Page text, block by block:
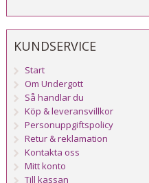
KUNDSERVICE
Start
Om Undergott
Så handlar du
Köp & leveransvillkor
Personuppgiftspolicy
Retur & reklamation
Kontakta oss
Mitt konto
Till kassan